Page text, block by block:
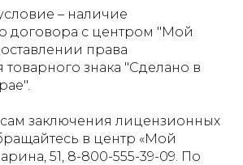
– наличие
договора с центром "Мой
права
товарного знака "Сделано в
заключения лицензионных
в центр «Мой
51, 8-800-555-39-09. По